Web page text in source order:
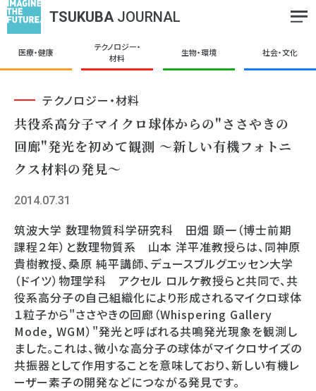
TSUKUBA JOURNAL
医療・健康
テクノロジー・
材料
生物・環境 社会・文化
テクノロジー・材料
共役系高分子マイクロ球体からの"ささやきの
回廊"発光を初めて観測 ～新しい有機フォトニ
クス材料の発見～
2014.07.31
筑波大学 数理物質科学研究科 田畑 顕一（博士前期
課程２年）と数理物質系 山本 洋平准教授らは、同神原
貴樹教授、桑原 純平講師、デュースブルグエッセン大学
（ドイツ）物理学科 アクセル ロルケ教授らと共同で、共
役系高分子の自己組織化により形成されるマイクロ球体
１粒子から"ささやきの回廊（Whispering Gallery
Mode, WGM）"発光と呼ばれる共鳴発光現象を観測し
ました。これは、微小な高分子の球体がマイクロサイズの
共振器として作用することを意味しており、新しい有機レ
ーザー素子の開発などにつながる発見です。